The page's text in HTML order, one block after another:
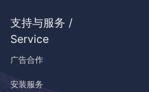
支持与服务 /
Service
广告合作
安装服务